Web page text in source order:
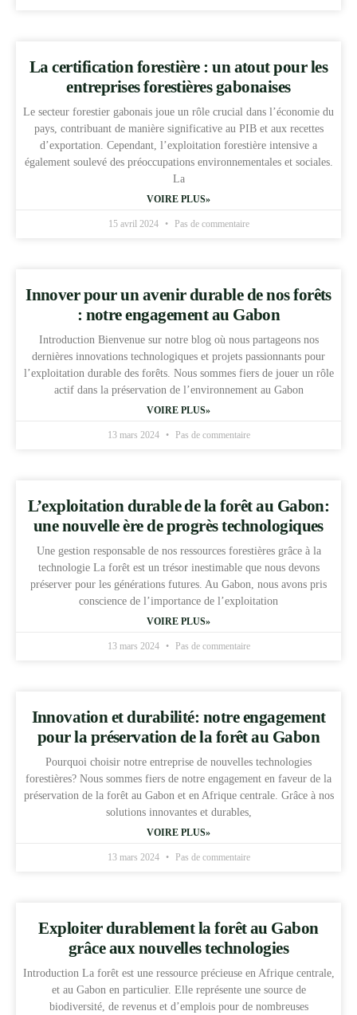
La certification forestière : un atout pour les
entreprises forestières gabonaises
Le secteur forestier gabonais joue un rôle crucial dans l’économie du
pays, contribuant de manière significative au PIB et aux recettes
d’exportation. Cependant, l’exploitation forestière intensive a
également soulevé des préoccupations environnementales et sociales.
La
VOIRE PLUS»
15 avril 2024 Pas de commentaire
Innover pour un avenir durable de nos forêts
: notre engagement au Gabon
Introduction Bienvenue sur notre blog où nous partageons nos
dernières innovations technologiques et projets passionnants pour
l’exploitation durable des forêts. Nous sommes fiers de jouer un rôle
actif dans la préservation de l’environnement au Gabon
VOIRE PLUS»
13 mars 2024 Pas de commentaire
L’exploitation durable de la forêt au Gabon:
une nouvelle ère de progrès technologiques
Une gestion responsable de nos ressources forestières grâce à la
technologie La forêt est un trésor inestimable que nous devons
préserver pour les générations futures. Au Gabon, nous avons pris
conscience de l’importance de l’exploitation
VOIRE PLUS»
13 mars 2024 Pas de commentaire
Innovation et durabilité: notre engagement
pour la préservation de la forêt au Gabon
Pourquoi choisir notre entreprise de nouvelles technologies
forestières? Nous sommes fiers de notre engagement en faveur de la
préservation de la forêt au Gabon et en Afrique centrale. Grâce à nos
solutions innovantes et durables,
VOIRE PLUS»
13 mars 2024 Pas de commentaire
Exploiter durablement la forêt au Gabon
grâce aux nouvelles technologies
Introduction La forêt est une ressource précieuse en Afrique centrale,
et au Gabon en particulier. Elle représente une source de
biodiversité, de revenus et d’emplois pour de nombreuses